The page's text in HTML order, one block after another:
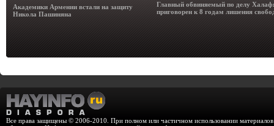
Академики Армении встали на защиту
Никола Пашиняна
Главный обвиняемый по делу
приговорен к 8 годам лишения
Все права защищены © 2006-2010. При полном или частичном использовании